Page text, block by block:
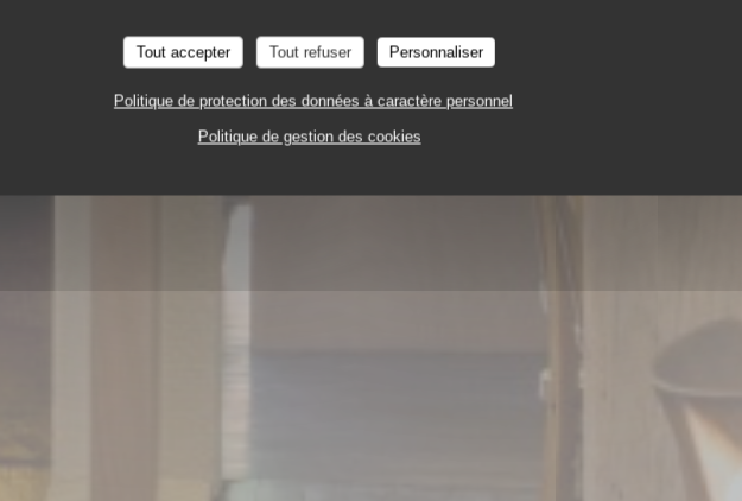
Tout accepter Tout refuser Personnaliser
Politique de protection des données à caractère personnel
Politique de gestion des cookies
PIZZERIA 9 RUE CHÂTEAUNEUF 37000 TOURS